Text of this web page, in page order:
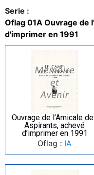
Serie :
Oflag 01A Ouvrage de
d'imprimer en 1991
Ouvrage de l’Amicale
Aspirants, achevé
d’imprimer en 1991
Oflag : IA